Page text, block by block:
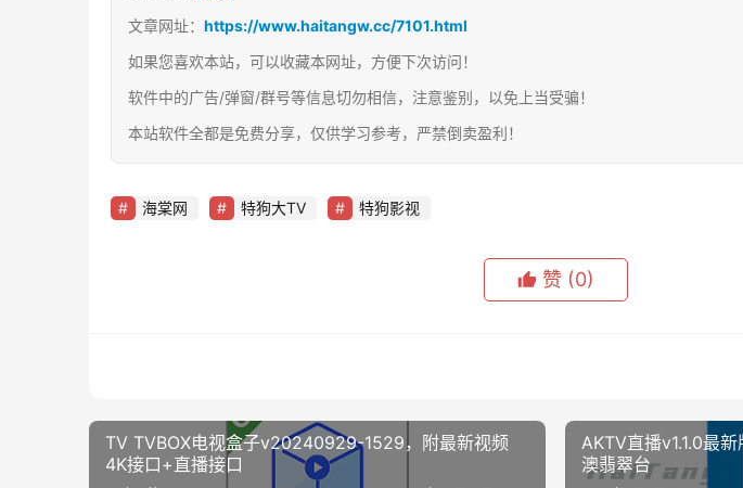
文章网址： https://www.haitangw.cc/7101.html
如果您喜欢本站，可以收藏本网址，方便下次访问！
软件中的广告/弹窗/群号等信息切勿相信，注意鉴别，以免上当受骗！
本站软件全都是免费分享，仅供学习参考，严禁倒卖盈利！
海棠网 特狗大TV 特狗影视
赞 (0)
TV TVBOX电视盒子v20240929-1529，附最新视频
4K接口+直播接口
AKTV直播v1.1.0最
澳翡翠台